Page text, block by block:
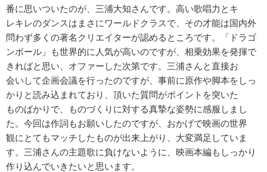
番に思いついたのが、三浦大知さんです。高い歌唱力とキ
レキレのダンスはまさにワールドクラスで、その才能は国内外
問わず多くの著名クリエイターが認めるところです。「ドラゴ
ンボール」も世界的に人気が高いのですが、相乗効果を発揮で
きればと思い、オファーした次第です。三浦さんと直接お
会いして企画会議を行ったのですが、事前に原作や脚本をしっ
かりと読み込まれており、頂いた質問がポイントを突いた
ものばかりで、ものづくりに対する真摯な姿勢に感服しまし
た。今回は作詞もお願いしたのですが、おかげで映画の世界
観にとてもマッチしたものが出来上がり、大変満足していま
す。三浦さんの主題歌に負けないように、映画本編もしっかり
作り込んでいきたいと思います。